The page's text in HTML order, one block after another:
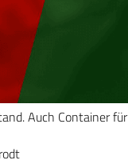
Auch Container für